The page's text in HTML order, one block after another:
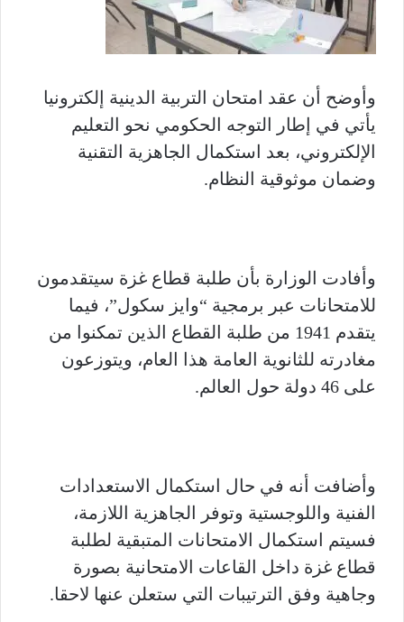
وأوضح أن عقد امتحان التربية الدينية إلكترونيا
يأتي في إطار التوجه الحكومي نحو التعليم
الإلكتروني، بعد استكمال الجاهزية التقنية
وضمان موثوقية النظام.
وأفادت الوزارة بأن طلبة قطاع غزة سيتقدمون
للامتحانات عبر برمجية “وايز سكول”، فيما
يتقدم 1941 من طلبة القطاع الذين تمكنوا من
مغادرته للثانوية العامة هذا العام، ويتوزعون
على 46 دولة حول العالم.
وأضافت أنه في حال استكمال الاستعدادات
الفنية واللوجستية وتوفر الجاهزية اللازمة،
فسيتم استكمال الامتحانات المتبقية لطلبة
قطاع غزة داخل القاعات الامتحانية بصورة
وجاهية وفق الترتيبات التي ستعلن عنها لاحقا.